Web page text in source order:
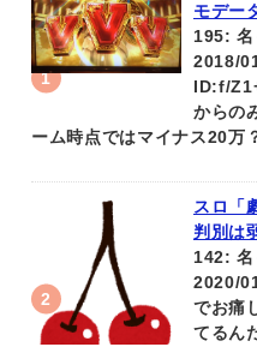
モデー
195: 名
2018/
ID:f/
からの
ーム時点ではマイナス20万
スロ「
判別は
142: 名
2020/
でお痛
てるん